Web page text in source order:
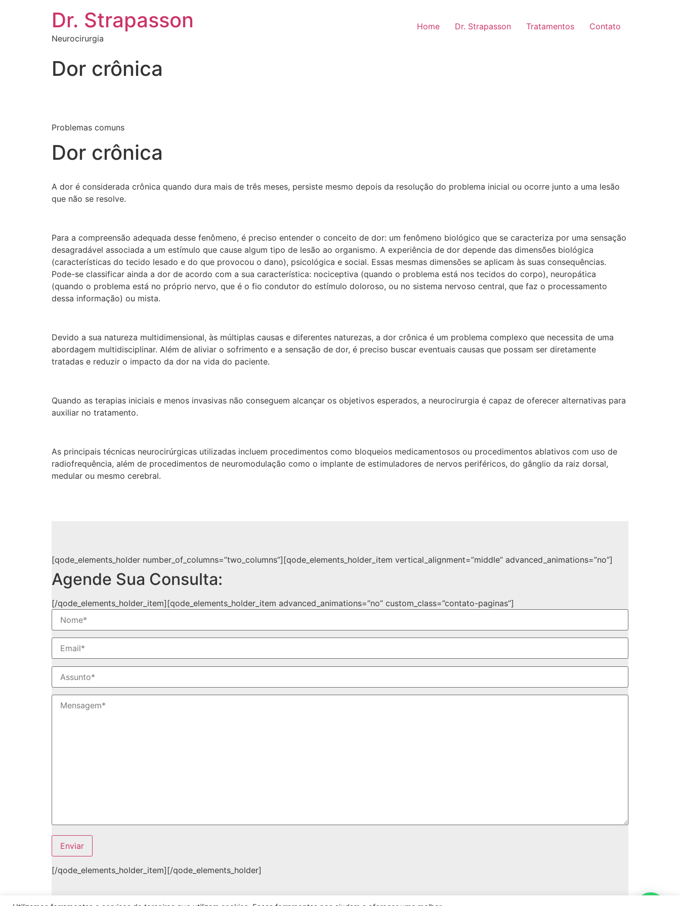
Dr. Strapasson
Neurocirurgia
Home Dr. Strapasson Tratamentos Contato
Dor crônica
Problemas comuns
Dor crônica
A dor é considerada crônica quando dura mais de três meses, persiste mesmo depois da resolução do problema inicial ou ocorre junto a uma lesão
que não se resolve.
Para a compreensão adequada desse fenômeno, é preciso entender o conceito de dor: um fenômeno biológico que se caracteriza por uma sensação
desagradável associada a um estímulo que cause algum tipo de lesão ao organismo. A experiência de dor depende das dimensões biológica
(características do tecido lesado e do que provocou o dano), psicológica e social. Essas mesmas dimensões se aplicam às suas consequências.
Pode-se classificar ainda a dor de acordo com a sua característica: nociceptiva (quando o problema está nos tecidos do corpo), neuropática
(quando o problema está no próprio nervo, que é o fio condutor do estímulo doloroso, ou no sistema nervoso central, que faz o processamento
dessa informação) ou mista.
Devido a sua natureza multidimensional, às múltiplas causas e diferentes naturezas, a dor crônica é um problema complexo que necessita de uma
abordagem multidisciplinar. Além de aliviar o sofrimento e a sensação de dor, é preciso buscar eventuais causas que possam ser diretamente
tratadas e reduzir o impacto da dor na vida do paciente.
Quando as terapias iniciais e menos invasivas não conseguem alcançar os objetivos esperados, a neurocirurgia é capaz de oferecer alternativas para
auxiliar no tratamento.
As principais técnicas neurocirúrgicas utilizadas incluem procedimentos como bloqueios medicamentosos ou procedimentos ablativos com uso de
radiofrequência, além de procedimentos de neuromodulação como o implante de estimuladores de nervos periféricos, do gânglio da raiz dorsal,
medular ou mesmo cerebral.
[qode_elements_holder number_of_columns=”two_columns”][qode_elements_holder_item vertical_alignment=”middle” advanced_animations=”no”]
Agende Sua Consulta:
[/qode_elements_holder_item][qode_elements_holder_item advanced_animations=”no” custom_class=”contato-paginas”]
[/qode_elements_holder_item][/qode_elements_holder]